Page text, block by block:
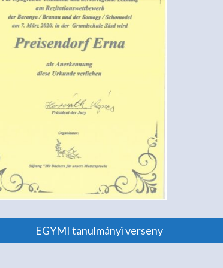
EGYMI tanulmányi verseny